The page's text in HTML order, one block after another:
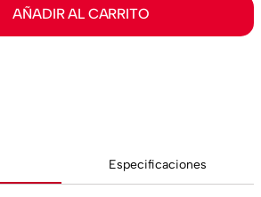
Especificaciones